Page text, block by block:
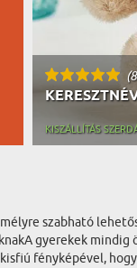
KISZÁLLÍTÁS
szabható
gyerekek mindig
fényképével,